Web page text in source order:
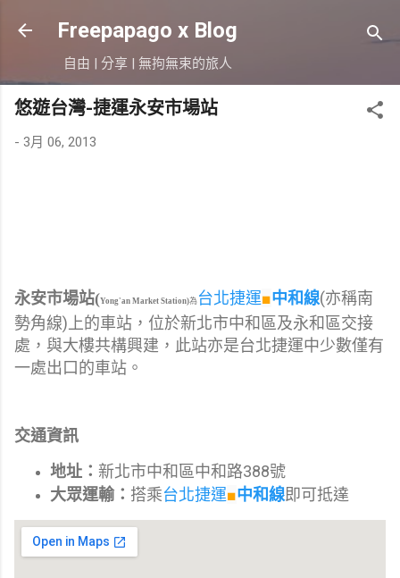
跳到主要內容
Freepapago x Blog
自由 | 分享 | 無拘無束的旅人
悠遊台灣-捷運永安市場站
- 3月 06, 2013
永安市場站(Yong'an Market Station)為 台北捷運■中和線(亦稱南
勢角線)上的車站，位於新北市中和區及永和區交接
處，與大樓共構興建，此站亦是台北捷運中少數僅有
一處出口的車站。
交通資訊
地址： 新北市中和區中和路388號
大眾運輸： 搭乘台北捷運■中和線即可抵達